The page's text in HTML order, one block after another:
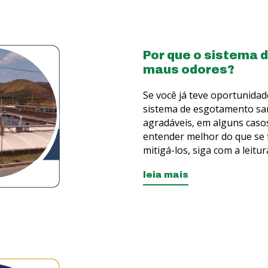
Por que o sistema
maus odores?
Se você já teve
sistema de esgotamento
agradáveis, em alguns
entender melhor do que
mitigá-los, siga com a
leia mais